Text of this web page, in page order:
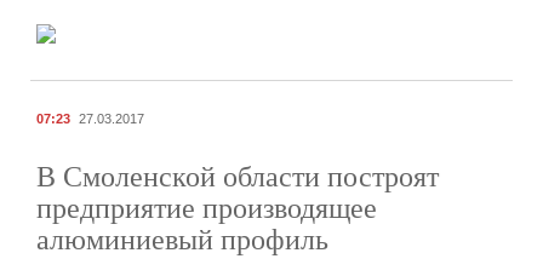
07:23 27.03.2017
В Смоленской области построят
предприятие производящее
алюминиевый профиль